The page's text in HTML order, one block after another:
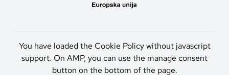
You have loaded the Cookie Policy without javascript
support. On AMP, you can use the manage consent
button on the bottom of the page.